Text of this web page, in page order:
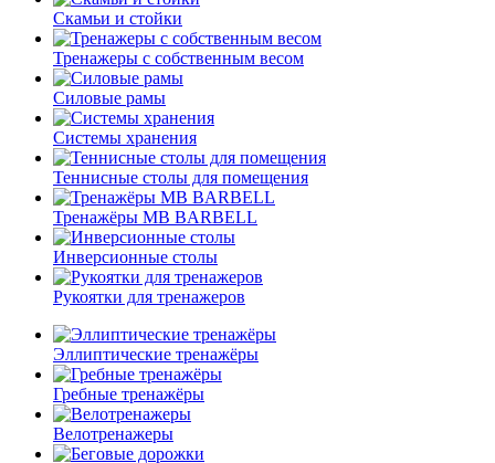
Скамьи и стойки
Тренажеры с собственным весом
Силовые рамы
Системы хранения
Теннисные столы для помещения
Тренажёры MB BARBELL
Инверсионные столы
Рукоятки для тренажеров
Эллиптические тренажёры
Гребные тренажёры
Велотренажеры